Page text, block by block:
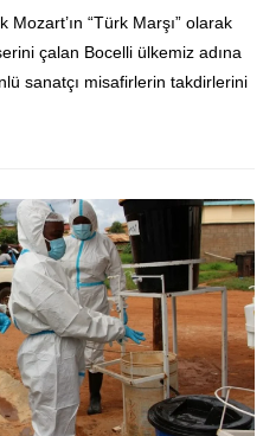
“Türk Marşı” olarak
çalan Bocelli ülkemiz adına
sanatçı misafirlerin takdirlerini